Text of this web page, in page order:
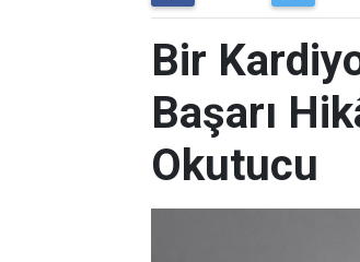
Bir
Başarı
Okutucu